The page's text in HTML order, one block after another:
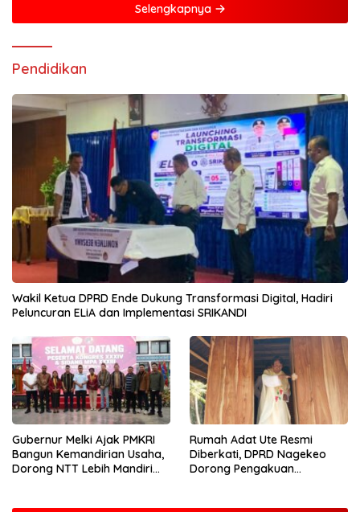
Selengkapnya
Pendidikan
Wakil Ketua DPRD Ende Dukung Transformasi Digital, Hadiri
Peluncuran ELiA dan Implementasi SRIKANDI
Gubernur Melki Ajak PMKRI
Bangun Kemandirian Usaha,
Dorong NTT Lebih Mandiri
Rumah Adat Ute Resmi
Diberkati, DPRD Nagekeo
Dorong Pengakuan